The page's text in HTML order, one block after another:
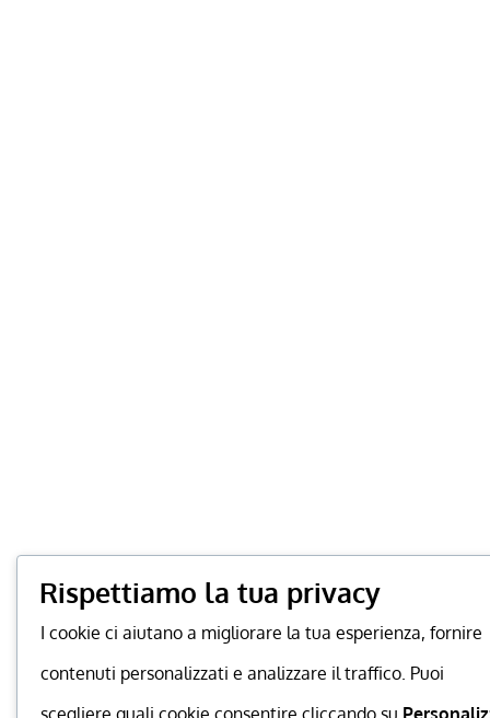
Rispettiamo la tua privacy
I cookie ci aiutano a migliorare la tua esperienza, fornire
contenuti personalizzati e analizzare il traffico. Puoi
scegliere quali cookie consentire cliccando su